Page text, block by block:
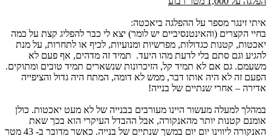
איתי זינגר מספר על ההפלגה ביאכטה:
בחיי הקצרים (והאינטנסיביים יש לומר) יצא לי כבר להפליג קצת על כמה
יאכטות, קטנות כגדולות, מפרשיות ומנועיות, לכיף או לתחרות, על מנת
להגיע וגם סתם בלי לדעת מהו היעד. תמיד זה מדהים, אף פעם לא
משעמם. גם אם לא תמיד קל, הזיכרונות שנשארים תמיד טובים ומתוקים.
הפעם זה לא היה אותו דבר, ממש לא דומה, המתח היה גדול והציפייה
אדירה – אחרי שנתיים של בנייה!
במהלך למעלה מעשור היינו מעורבים בבנייה של לא מעט יאכטות. כולן
אומנם קטנות יותר מהאנקורה, אבל ההבדל העיקרי הוא בכך שאת
האנקורה ליווינו יום יום במשך שנתיים של בנייה. כאשר מדובר ב- 43 מטר